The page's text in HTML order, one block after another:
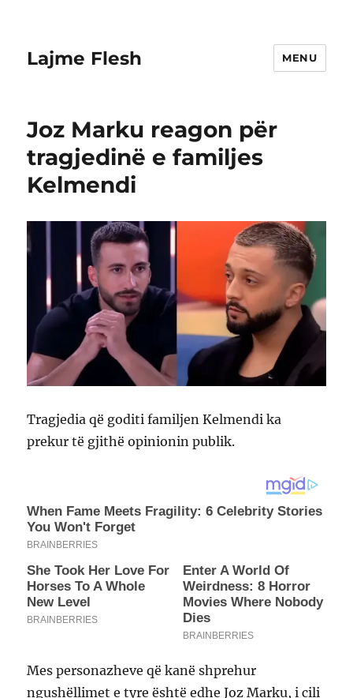
Lajme Flesh MENU
Joz Marku reagon për
tragjedinë e familjes
Kelmendi
Tragjedia që goditi familjen Kelmendi ka
prekur të gjithë opinionin publik.
Mes personazheve që kanë shprehur
ngushëllimet e tyre është edhe Joz Marku, i cili